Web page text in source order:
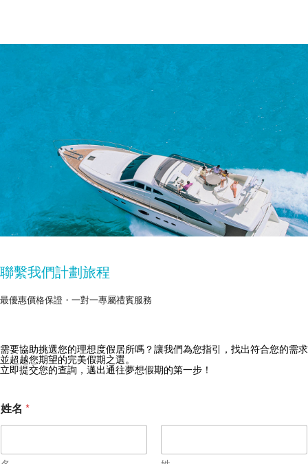
獲取 Zekkei Collection 獨家優惠
訂閱獨家優惠與旅行靈感
聯繫我們計劃旅程
最優惠價格保證・一對一專屬禮賓服務
需要協助挑選您的理想度假居所嗎？讓我們為您指引，找出符合您的需求
並超越您期望的完美假期之選。
立即提交您的查詢，邁出通往夢想假期的第一步！
姓名 *